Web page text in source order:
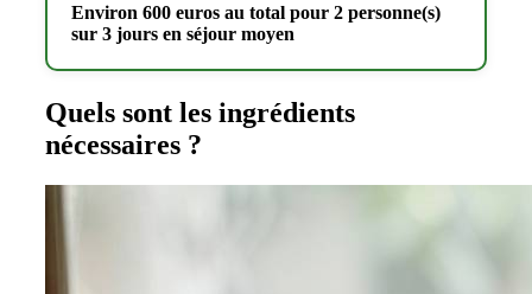
Environ 600 euros au total pour 2 personne(s)
sur 3 jours en séjour moyen
Quels sont les ingrédients
nécessaires ?